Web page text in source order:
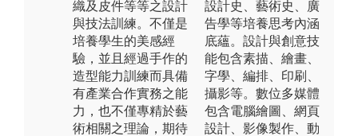
織及皮件等等之設計
與技法訓練。不僅是
培養學生的美感經
驗，並且經過手作的
造型能力訓練而具備
有產業合作實務之能
力，也不僅專精於藝
術相關之理論，期待
設計史、藝術史、廣
告學等培養思考內涵
底蘊。設計與創意技
能包含素描、繪畫、
字學、編排、印刷、
攝影等。數位多媒體
包含電腦繪圖、網頁
設計、影像製作、動